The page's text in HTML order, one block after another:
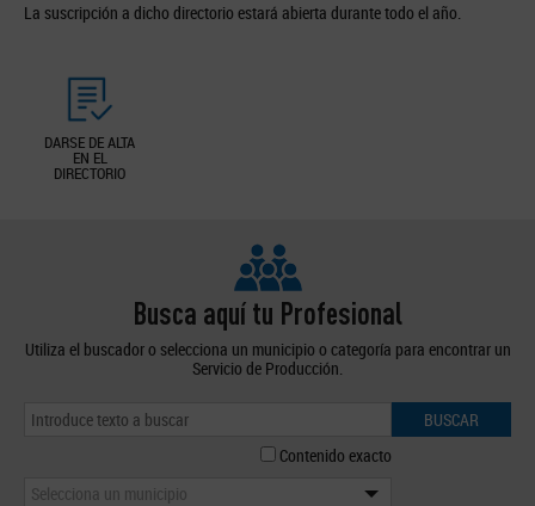
La suscripción a dicho directorio estará abierta durante todo el año.
DARSE DE ALTA
EN EL
DIRECTORIO
Busca aquí tu Profesional
Utiliza el buscador o selecciona un municipio o categoría para encontrar un
Servicio de Producción.
BUSCAR
Contenido exacto
Selecciona un municipio